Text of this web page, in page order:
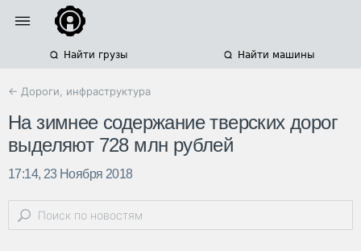
Найти грузы Найти машины
← Дороги, инфраструктура
На зимнее содержание тверских дорог
выделяют 728 млн рублей
17:14, 23 Ноября 2018